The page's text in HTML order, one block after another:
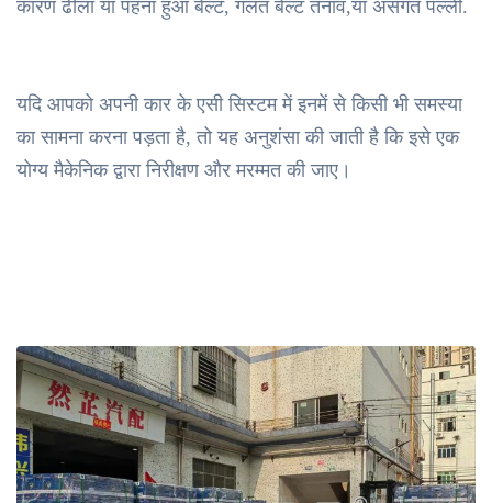
कारण ढीला या पहना हुआ बेल्ट, गलत बेल्ट तनाव,या असंगत पल्ली.
यदि आपको अपनी कार के एसी सिस्टम में इनमें से किसी भी समस्या
का सामना करना पड़ता है, तो यह अनुशंसा की जाती है कि इसे एक
योग्य मैकेनिक द्वारा निरीक्षण और मरम्मत की जाए।